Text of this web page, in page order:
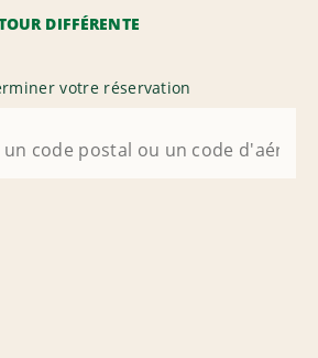
DIFFÉRENTE
votre réservation